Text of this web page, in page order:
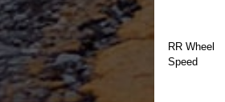
RR Wheel
Speed